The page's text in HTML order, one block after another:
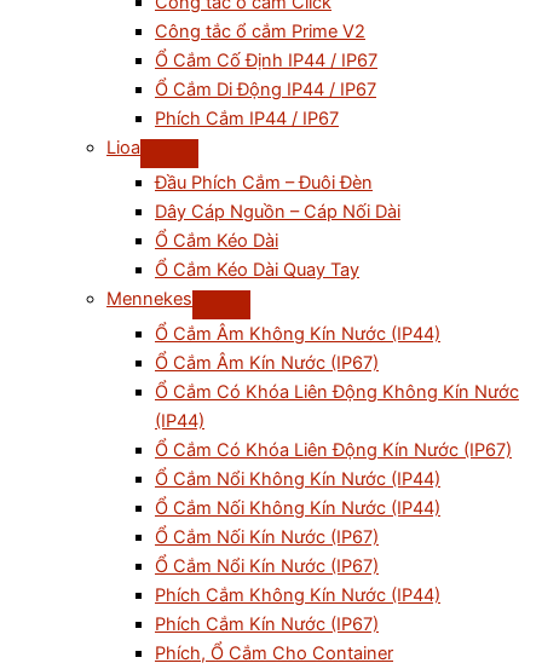
Công tắc ổ cắm Prime V2
Ổ Cắm Cố Định IP44 / IP67
Ổ Cắm Di Động IP44 / IP67
Phích Cắm IP44 / IP67
Lioa
Đầu Phích Cắm – Đuôi Đèn
Dây Cáp Nguồn – Cáp Nối Dài
Ổ Cắm Kéo Dài
Ổ Cắm Kéo Dài Quay Tay
Mennekes
Ổ Cắm Âm Không Kín Nước (IP44)
Ổ Cắm Âm Kín Nước (IP67)
Ổ Cắm Có Khóa Liên Động Không Kín Nước
(IP44)
Ổ Cắm Có Khóa Liên Động Kín Nước (IP67)
Ổ Cắm Nổi Không Kín Nước (IP44)
Ổ Cắm Nối Không Kín Nước (IP44)
Ổ Cắm Nối Kín Nước (IP67)
Ổ Cắm Nổi Kín Nước (IP67)
Phích Cắm Không Kín Nước (IP44)
Phích Cắm Kín Nước (IP67)
Phích, Ổ Cắm Cho Container